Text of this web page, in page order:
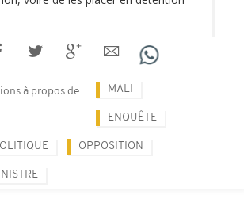
à propos de MALI
ENQUÊTE
OPPOSITION